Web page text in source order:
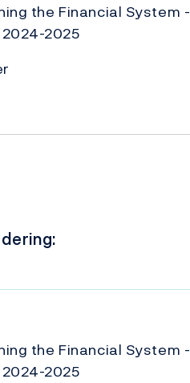
the Financial System -
2025
the Financial System -
2025